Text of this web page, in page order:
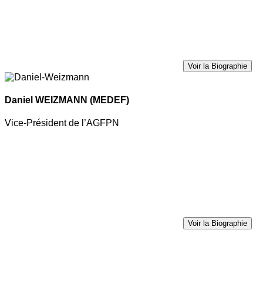
Voir la Biographie
Daniel WEIZMANN (MEDEF)
Vice-Président de l’AGFPN
Voir la Biographie